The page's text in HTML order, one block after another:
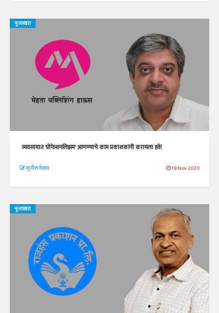
मुलाखत
व्यवसायात 'प्रोफेशनलिझम' आणण्याचे काम प्रकाशकांनी करायला हवे!
सुनील मेहता 19 Nov 2020
मुलाखत